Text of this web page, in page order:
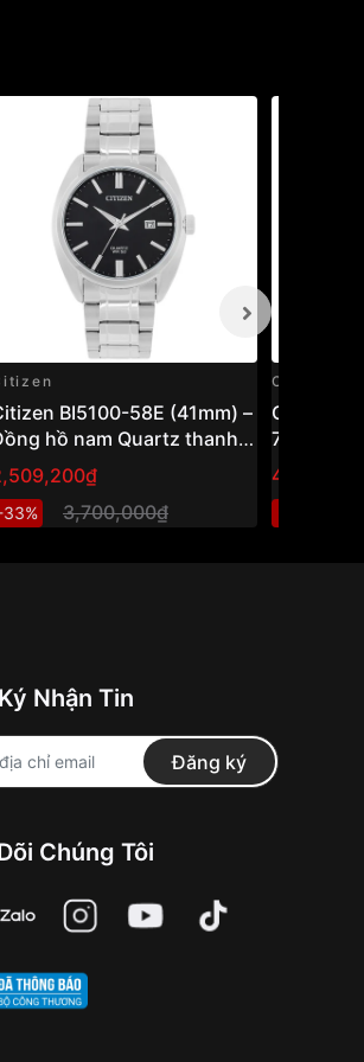
BI5100-58E (41mm) –
hồ nam Quartz thanh
thiết kế cổ điển dễ đeo
33% 3,700,000₫
Citizen
Citizen
75L
Nhận Tin
Đăng ký
Chúng Tôi